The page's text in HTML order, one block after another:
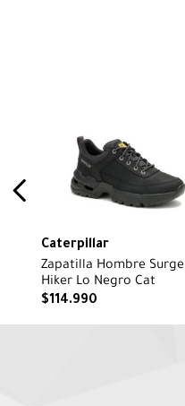
Caterpillar
Zapatilla Hombre Surge
Hiker Lo Negro Cat
$114.990